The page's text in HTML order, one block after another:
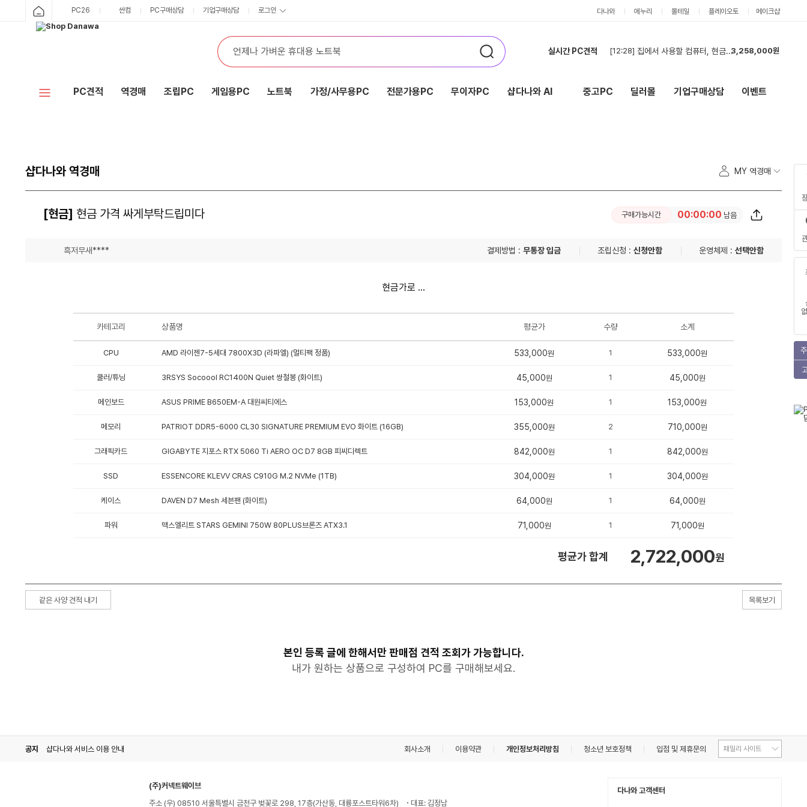
PC26 싼컴 PC구매상담 기업구매상담 로그인 다나와 에누리 몰테일 플레이오토 메이크샵
실시간 PC견적 [12:28] 집에서 사용할 컴퓨터, 현금결제로 견적 신청합니다.3,258,000원
[11:48]
[회사] 워크스테이션 견적 요청
7,652,000원
[회사] GPU 및 파워 부품 견적 요청합니다. 3,036,000원
[11:20] 입찰 9,000원
PC견적 역경매 조립PC 게임용PC 노트북 가정/사무용PC 전문가용PC 무이자PC 샵다나와 AI 중고PC 딜러몰 기업구매상담 이벤트
샵다나와 역경매 MY 역경매
[현금] 현금 가격 싸게부탁드립미다 구매가능시간 00:00:00 남음
흑저무새**** 결제방법 : 무통장 입금 조립신청 : 신청안함 운영체제 : 선택안함
현금가로 ...
카테고리 상품명 평균가 수량 소계
CPU AMD 라이젠7-5세대 7800X3D (라파엘) (멀티팩 정품) 533,000원 1 533,000원
쿨러/튜닝 3RSYS Socoool RC1400N Quiet 쌍철봉 (화이트) 45,000원 1 45,000원
메인보드 ASUS PRIME B650EM-A 대원씨티에스 153,000원 1 153,000원
메모리 PATRIOT DDR5-6000 CL30 SIGNATURE PREMIUM EVO 화이트 (16GB) 355,000원 2 710,000원
그래픽카드 GIGABYTE 지포스 RTX 5060 Ti AERO OC D7 8GB 피씨디렉트 842,000원 1 842,000원
SSD ESSENCORE KLEVV CRAS C910G M.2 NVMe (1TB) 304,000원 1 304,000원
케이스 DAVEN D7 Mesh 세븐팬 (화이트) 64,000원 1 64,000원
파워 맥스엘리트 STARS GEMINI 750W 80PLUS브론즈 ATX3.1 71,000원 1 71,000원
평균가 합계 2,722,000원
같은 사양 견적 내기 목록보기
본인 등록 글에 한해서만 판매점 견적 조회가 가능합니다.
내가 원하는 상품으로 구성하여 PC를 구매해보세요.
공지 샵다나와 서비스 이용 안내 회사소개 이용약관 개인정보처리방침 청소년 보호정책 입점 및 제휴문의
(주)커넥트웨이브
주소 (우) 08510 서울특별시 금천구 벚꽃로 298, 17층(가산동, 대륭포스트타워6차)
대표: 김정남
다나와 고객센터